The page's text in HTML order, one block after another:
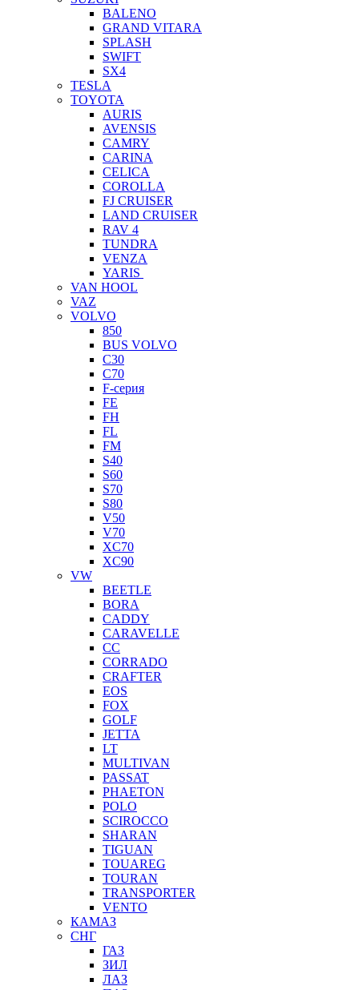
BALENO
GRAND VITARA
SPLASH
SWIFT
SX4
TESLA
TOYOTA
AURIS
AVENSIS
CAMRY
CARINA
CELICA
COROLLA
FJ CRUISER
LAND CRUISER
RAV 4
TUNDRA
VENZA
YARIS
VAN HOOL
VAZ
VOLVO
850
BUS VOLVO
C30
C70
F-серия
FE
FH
FL
FM
S40
S60
S70
S80
V50
V70
XC70
XC90
VW
BEETLE
BORA
CADDY
CARAVELLE
CC
CORRADO
CRAFTER
EOS
FOX
GOLF
JETTA
LT
MULTIVAN
PASSAT
PHAETON
POLO
SCIROCCO
SHARAN
TIGUAN
TOUAREG
TOURAN
TRANSPORTER
VENTO
КАМАЗ
СНГ
ГАЗ
ЗИЛ
ЛАЗ